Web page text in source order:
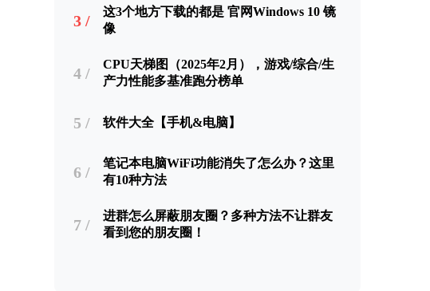
3 /
这3个地方下载的都是 官网Windows 10 镜
像
4 /
CPU天梯图（2025年2月），游戏/综合/生
产力性能多基准跑分榜单
5 / 软件大全【手机&电脑】
6 /
笔记本电脑WiFi功能消失了怎么办？这里
有10种方法
7 /
进群怎么屏蔽朋友圈？多种方法不让群友
看到您的朋友圈！